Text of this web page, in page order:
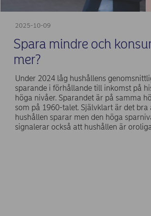
2025-10-09
Spara mindre och
mer?
Under 2024 låg hushållens
sparande i förhållande till inkomst på
höga nivåer. Sparandet är på samma
som på 1960-talet. Självklart är det bra
hushållen sparar men den höga
signalerar också att hushållen är